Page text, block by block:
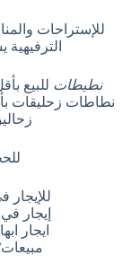
للإستراحات
نطيطات للبيع
نطاطات زحليقات
للإيجار في
إيجار في
ايجار ابها/
مبيعات/